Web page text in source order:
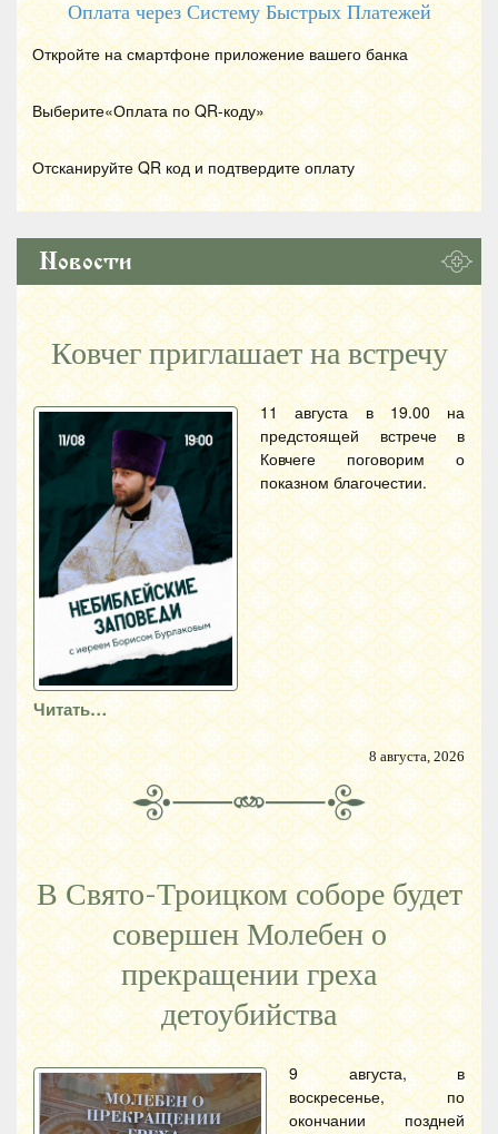
Оплата через Систему Быстрых Платежей
Откройте на смартфоне приложение вашего банка
Выберите«Оплата по QR-коду»
Отсканируйте QR код и подтвердите оплату
Новости
Ковчег приглашает на встречу
11 августа в 19.00 на
предстоящей встрече в
Ковчеге поговорим о
показном благочестии.
Читать…
8 августа, 2026
В Свято-Троицком соборе будет
совершен Молебен о
прекращении греха
детоубийства
9 августа, в
воскресенье, по
окончании поздней